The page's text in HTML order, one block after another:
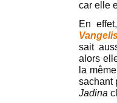
car elle
En
sait
alors
la
sachant
Jadina